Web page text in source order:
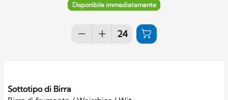
Disponibile immediatamente
Sottotipo di Birra